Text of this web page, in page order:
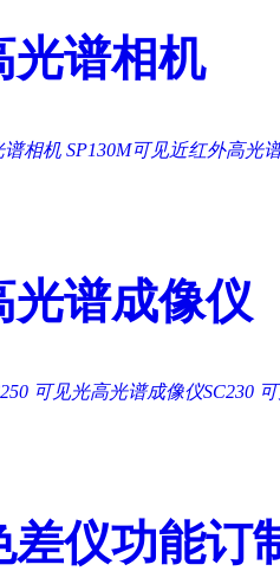
光谱相机
谱相机 SP130M可见近红外高光
光谱成像仪
可见光高光谱成像仪SC230
差仪功能订